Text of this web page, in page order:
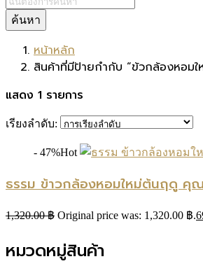
ค้นหา
หน้าหลัก
สินค้าที่มีป้ายกำกับ “ข้วกล้องหอมใ
แสดง 1 รายการ
เรียงลำดับ:
- 47%Hot
ธรรม ข้าวกล้องหอมใหม่ต้นฤดู
1,320.00฿ Original price was: 1,320.00 ฿.
หมวดหมู่สินค้า